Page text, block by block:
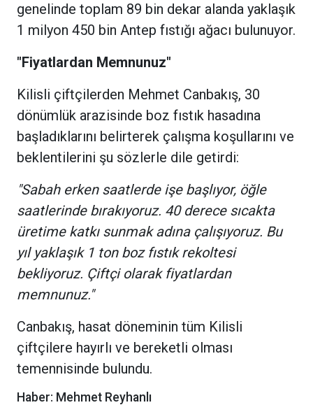
genelinde toplam 89 bin dekar alanda yaklaşık
1 milyon 450 bin Antep fıstığı ağacı bulunuyor.
"Fiyatlardan Memnunuz"
Kilisli çiftçilerden Mehmet Canbakış, 30
dönümlük arazisinde boz fıstık hasadına
başladıklarını belirterek çalışma koşullarını ve
beklentilerini şu sözlerle dile getirdi:
"Sabah erken saatlerde işe başlıyor, öğle
saatlerinde bırakıyoruz. 40 derece sıcakta
üretime katkı sunmak adına çalışıyoruz. Bu
yıl yaklaşık 1 ton boz fıstık rekoltesi
bekliyoruz. Çiftçi olarak fiyatlardan
memnunuz."
Canbakış, hasat döneminin tüm Kilisli
çiftçilere hayırlı ve bereketli olması
temennisinde bulundu.
Haber: Mehmet Reyhanlı